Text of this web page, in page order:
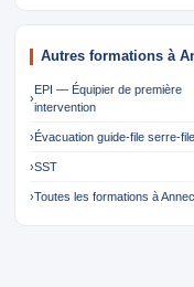
Autres formations à
›
EPI — Équipier de première
intervention
›Évacuation guide-file serre-file
›SST
›Toutes les formations à